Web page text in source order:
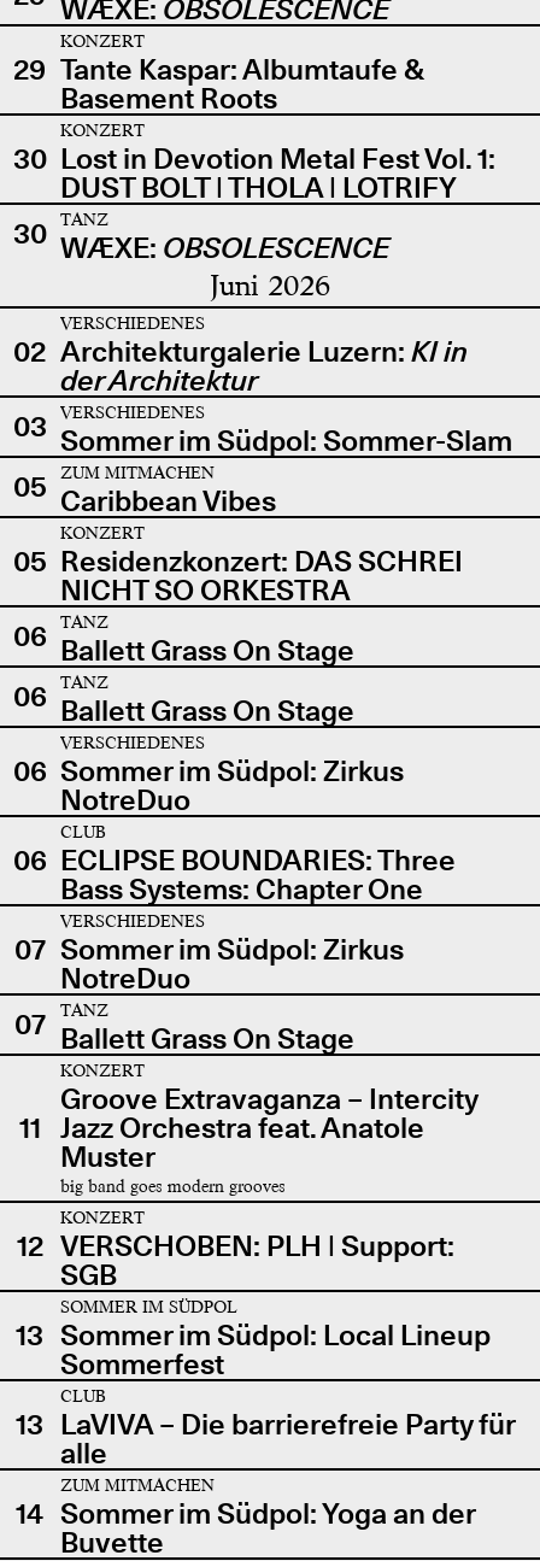
WÆXE: OBSOLESCENCE
29
KONZERT
Tante Kaspar: Albumtaufe &
Basement Roots
30
KONZERT
Lost in Devotion Metal Fest Vol. 1:
DUST BOLT | THOLA | LOTRIFY
30
TANZ
WÆXE: OBSOLESCENCE
Juni 2026
02
VERSCHIEDENES
Architekturgalerie Luzern: KI in
der Architektur
03
VERSCHIEDENES
Sommer im Südpol: Sommer-Slam
05
ZUM MITMACHEN
Caribbean Vibes
05
KONZERT
Residenzkonzert: DAS SCHREI
NICHT SO ORKESTRA
06
TANZ
Ballett Grass On Stage
06
TANZ
Ballett Grass On Stage
06
VERSCHIEDENES
Sommer im Südpol: Zirkus
NotreDuo
06
CLUB
ECLIPSE BOUNDARIES: Three
Bass Systems: Chapter One
07
VERSCHIEDENES
Sommer im Südpol: Zirkus
NotreDuo
07
TANZ
Ballett Grass On Stage
11
KONZERT
Groove Extravaganza – Intercity
Jazz Orchestra feat. Anatole
Muster
big band goes modern grooves
12
KONZERT
VERSCHOBEN: PLH | Support:
SGB
13
SOMMER IM SÜDPOL
Sommer im Südpol: Local Lineup
Sommerfest
13
CLUB
LaVIVA – Die barrierefreie Party für
alle
14
ZUM MITMACHEN
Sommer im Südpol: Yoga an der
Buvette